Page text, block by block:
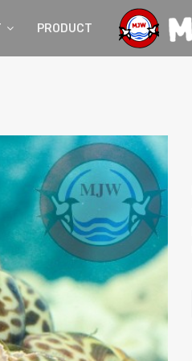
PRODUCT